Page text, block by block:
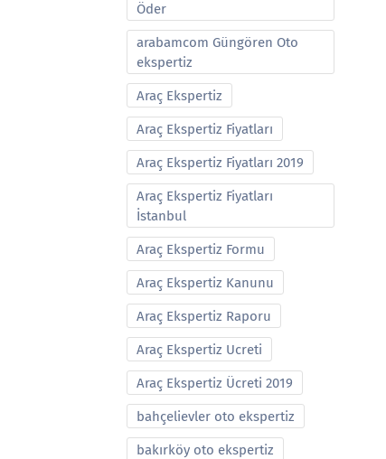
Öder
arabamcom Güngören Oto
ekspertiz
Araç Ekspertiz
Araç Ekspertiz Fiyatları
Araç Ekspertiz Fiyatları 2019
Araç Ekspertiz Fiyatları
İstanbul
Araç Ekspertiz Formu
Araç Ekspertiz Kanunu
Araç Ekspertiz Raporu
Araç Ekspertiz Ucreti
Araç Ekspertiz Ücreti 2019
bahçelievler oto ekspertiz
bakırköy oto ekspertiz